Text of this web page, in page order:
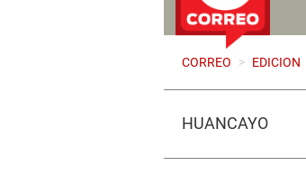
CORREO > EDICION
HUANCAYO